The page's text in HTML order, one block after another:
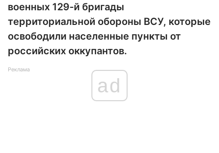
военных 129-й бригады
территориальной обороны ВСУ, которые
освободили населенные пункты от
российских оккупантов.
Реклама
ad